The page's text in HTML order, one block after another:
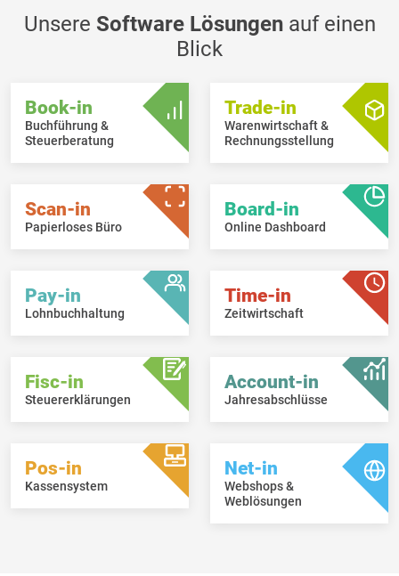
Unsere Software Lösungenauf einen
Blick
Book-in
Buchführung &
Steuerberatung
Trade-in
Warenwirtschaft &
Rechnungsstellung
Scan-in
Papierloses Büro
Board-in
Online Dashboard
Pay-in
Lohnbuchhaltung
Time-in
Zeitwirtschaft
Fisc-in
Steuererklärungen
Account-in
Jahresabschlüsse
Pos-in
Kassensystem
Net-in
Webshops &
Weblösungen